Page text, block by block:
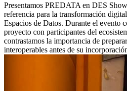
Presentamos PREDATA en DES
referencia para la transformación
Espacios de Datos. Durante el evento
proyecto con participantes del
contrastamos la importancia de
interoperables antes de su